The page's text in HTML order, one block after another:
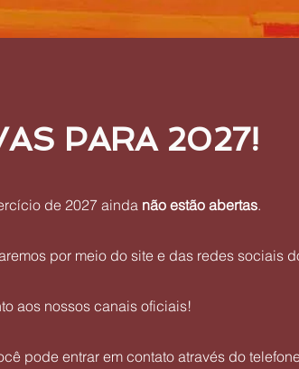
PARA 2027!
de 2027 ainda não estão abertas.
por meio do site e das redes sociais
aos nossos canais oficiais!
pode entrar em contato através do